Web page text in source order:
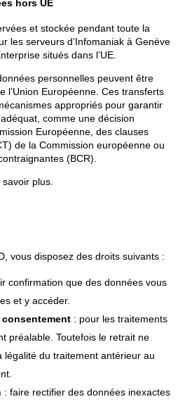
hors UE
et stockée pendant toute la
les serveurs d’Infomaniak à Genève
situés dans l’UE.
personnelles peuvent être
l’Union Européenne. Ces transferts
appropriés pour garantir
comme une décision
Européenne, des clauses
de la Commission européenne ou
(BCR).
plus.
vous disposez des droits suivants :
confirmation que des données vous
et y accéder.
: pour les traitements
préalable. Toutefois le retrait ne
légalité du traitement antérieur au
: faire rectifier des données inexactes